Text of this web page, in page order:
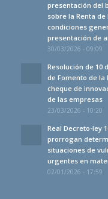
presentación del
sobre la Renta
condiciones
presentación de
30/03/2026 - 09:09
Resolución de 10
de Fomento de la
cheque de
de las empresas
23/03/2026 - 10:20
Real Decreto-ley
prorrogan
situaciones de
urgentes en
02/01/2026 - 17:59